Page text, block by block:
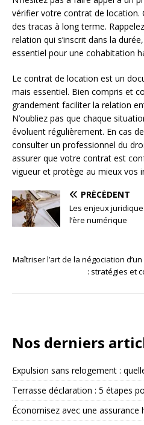
vérifier votre contrat de location.
des tracas à long terme.
relation qui s’inscrit dans la
essentiel pour une cohabitation
Le contrat de location est un
mais essentiel. Bien compris et
grandement faciliter la relation
N’oubliez pas que chaque
évoluent régulièrement. En cas
consulter un professionnel du
assurer que votre contrat est
vigueur et protège au mieux vos
PRÉCÉDENT
Les enjeux
l’ère numérique
Maîtriser l’art de la négociation
: stratégies et
Nos derniers
Expulsion sans relogement :
Terrasse déclaration : 5 étapes
Économisez avec une